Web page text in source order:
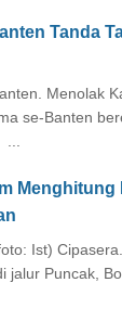
Tanda
Menolak
se-Banten
Menghitung
Ist)
jalur Puncak,